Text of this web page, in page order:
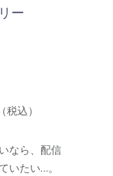
ー
込）
なら、配信
いたい…。